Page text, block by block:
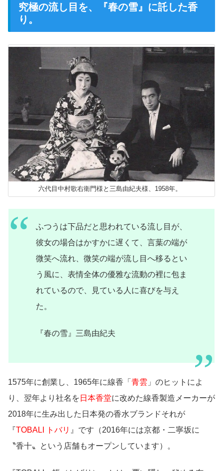
究極の流し目を、『春の雪』に託した香
り。
六代目中村歌右衛門様と三島由紀夫様、1958年。
ふつうは下品だと思われている流し目が、
彼女の場合はかすかに遅くて、言葉の端が
微笑へ流れ、微笑の端が流し目へ移るとい
う風に、表情全体の優雅な流動の裡に包ま
れているので、見ている人に喜びを与え
た。
『春の雪』三島由紀夫
1575年に創業し、1965年に線香「 青雲 」のヒットによ
り、翌年より社名を 日本香堂に改めた線香製造メーカーが
2018年に生み出した日本発の香水ブランドそれが
『TOBALI トバリ 』です（2016年には京都・二寧坂に
〝香十〟という店舗もオープンしています）。